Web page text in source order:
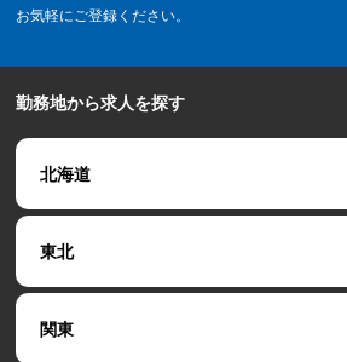
お気軽にご登録ください。
勤務地から求人を探す
北海道
東北
関東